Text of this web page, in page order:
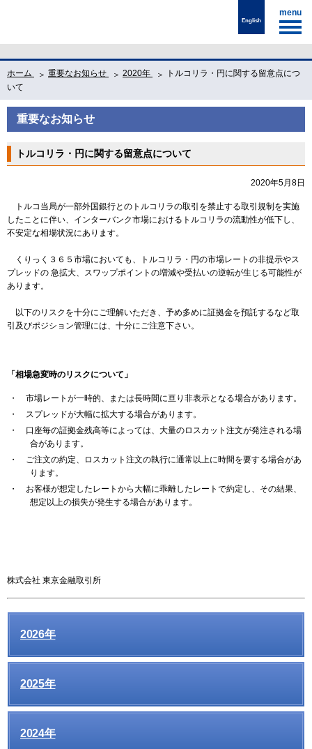
English
ホーム 重要なお知らせ 2020年
トルコリラ・円に関する留意点につ
いて
重要なお知らせ
トルコリラ・円に関する留意点について
2020年5月8日
トルコ当局が一部外国銀行とのトルコリラの取引を禁止する取引規制を実施
したことに伴い、インターバンク市場におけるトルコリラの流動性が低下し、
不安定な相場状況にあります。
くりっく３６５市場においても、トルコリラ・円の市場レートの非提示やス
プレッドの 急拡大、スワップポイントの増減や受払いの逆転が生じる可能性が
あります。
以下のリスクを十分にご理解いただき、予め多めに証拠金を預託するなど取
引及びポジション管理には、十分にご注意下さい。
「相場急変時のリスクについて」
・ 市場レートが一時的、または長時間に亘り非表示となる場合があります。
・ スプレッドが大幅に拡大する場合があります。
・ 口座毎の証拠金残高等によっては、大量のロスカット注文が発注される場
合があります。
・ ご注文の約定、ロスカット注文の執行に通常以上に時間を要する場合があ
ります。
・ お客様が想定したレートから大幅に乖離したレートで約定し、その結果、
想定以上の損失が発生する場合があります。
株式会社 東京金融取引所
2026年
2025年
2024年
menu